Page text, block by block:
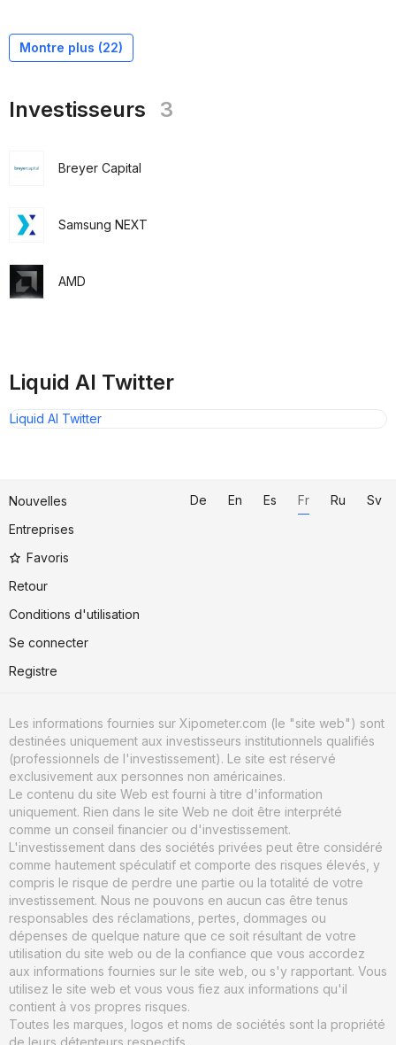
Montre plus (22)
Investisseurs 3
Breyer Capital
Samsung NEXT
AMD
Liquid AI Twitter
Liquid AI Twitter
Nouvelles
Entreprises
Favoris
Retour
Conditions d'utilisation
Se connecter
Registre
De En Es Fr Ru Sv
Les informations fournies sur Xipometer.com (le "site web") sont
destinées uniquement aux investisseurs institutionnels qualifiés
(professionnels de l'investissement). Le site est réservé
exclusivement aux personnes non américaines.
Le contenu du site Web est fourni à titre d'information
uniquement. Rien dans le site Web ne doit être interprété
comme un conseil financier ou d'investissement.
L'investissement dans des sociétés privées peut être considéré
comme hautement spéculatif et comporte des risques élevés, y
compris le risque de perdre une partie ou la totalité de votre
investissement. Nous ne pouvons en aucun cas être tenus
responsables des réclamations, pertes, dommages ou
dépenses de quelque nature que ce soit résultant de votre
utilisation du site web ou de la confiance que vous accordez
aux informations fournies sur le site web, ou s'y rapportant. Vous
utilisez le site web et vous vous fiez aux informations qu'il
contient à vos propres risques.
Toutes les marques, logos et noms de sociétés sont la propriété
de leurs détenteurs respectifs.